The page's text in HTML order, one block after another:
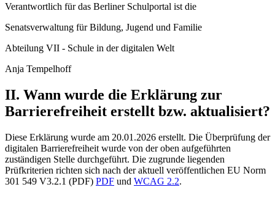
Verantwortlich für das Berliner Schulportal ist die
Senatsverwaltung für Bildung, Jugend und Familie
Abteilung VII - Schule in der digitalen Welt
Anja Tempelhoff
II. Wann wurde die Erklärung zur
Barrierefreiheit erstellt bzw. aktualisiert?
Diese Erklärung wurde am 20.01.2026 erstellt. Die Überprüfung der
digitalen Barrierefreiheit wurde von der oben aufgeführten
zuständigen Stelle durchgeführt. Die zugrunde liegenden
Prüfkriterien richten sich nach der aktuell veröffentlichen EU Norm
301 549 V3.2.1 (PDF) PDF und WCAG 2.2.